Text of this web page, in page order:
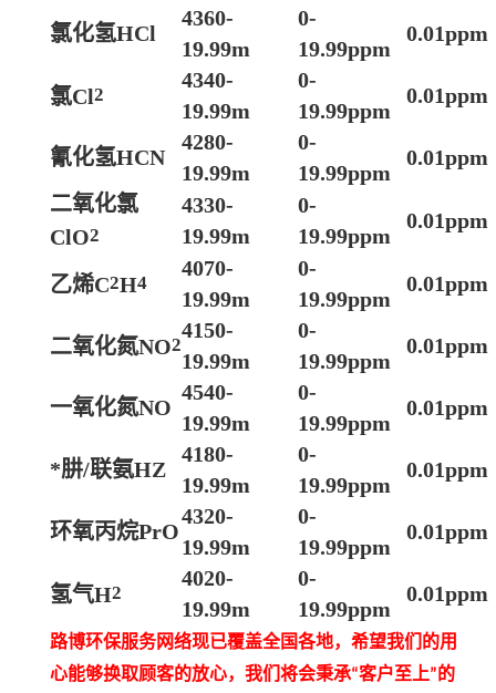
氯化氢HCl
4360-
19.99m
0-
19.99ppm
0.01ppm
氯Cl2
4340-
19.99m
0-
19.99ppm
0.01ppm
氰化氢HCN
4280-
19.99m
0-
19.99ppm
0.01ppm
二氧化氯
ClO2
4330-
19.99m
0-
19.99ppm
0.01ppm
乙烯C2H4
4070-
19.99m
0-
19.99ppm
0.01ppm
二氧化氮NO2
4150-
19.99m
0-
19.99ppm
0.01ppm
一氧化氮NO
4540-
19.99m
0-
19.99ppm
0.01ppm
*肼/联氨HZ
4180-
19.99m
0-
19.99ppm
0.01ppm
环氧丙烷PrO
4320-
19.99m
0-
19.99ppm
0.01ppm
氢气H2
4020-
19.99m
0-
19.99ppm
0.01ppm
路博环保服务网络现已覆盖全国各地，希望我们的用
心能够换取顾客的放心，我们将会秉承“客户至上”的